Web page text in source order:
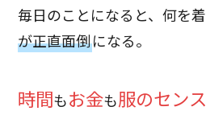
毎日のことになると、何を
が正直面倒になる。
時間もお金も服のセンス